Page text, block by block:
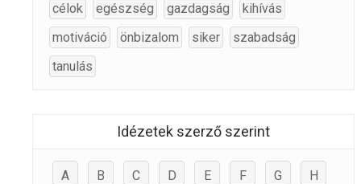
célok egészség gazdagság
kihívás
motiváció
önbizalom siker
szabadság
tanulás
Idézetek szerző szerint
A B C D E F G H